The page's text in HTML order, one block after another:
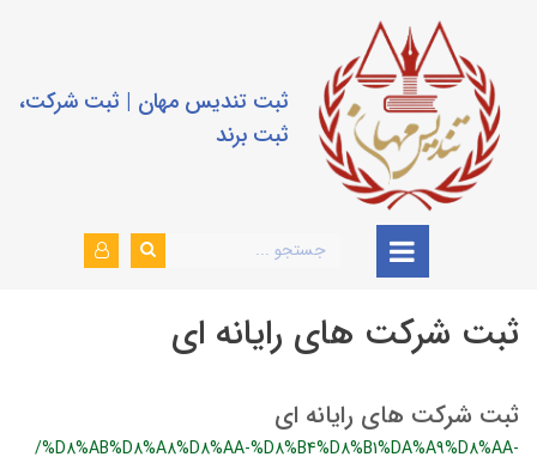
ثبت تندیس مهان | ثبت شرکت،
ثبت برند
ثبت شرکت های رایانه ای
ثبت شرکت های رایانه ای
/%D8%AB%D8%A8%D8%AA-%D8%B4%D8%B1%DA%A9%D8%AA-